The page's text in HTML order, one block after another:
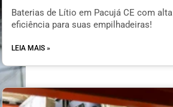
Baterias de Lítio em Pacujá CE com alta
eficiência para suas empilhadeiras!
LEIA MAIS »